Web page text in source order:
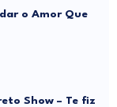
o Amor Que
Show – Te fiz